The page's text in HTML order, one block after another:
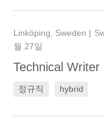
Linköping, Sweden
월 27일
Technical Writer
정규직 hybrid